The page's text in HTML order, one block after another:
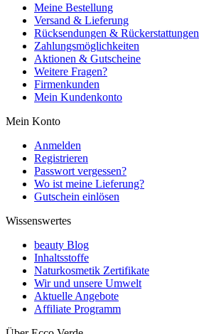
Meine Bestellung
Versand & Lieferung
Rücksendungen & Rückerstattungen
Zahlungsmöglichkeiten
Aktionen & Gutscheine
Weitere Fragen?
Firmenkunden
Mein Kundenkonto
Mein Konto
Anmelden
Registrieren
Passwort vergessen?
Wo ist meine Lieferung?
Gutschein einlösen
Wissenswertes
beauty Blog
Inhaltsstoffe
Naturkosmetik Zertifikate
Wir und unsere Umwelt
Aktuelle Angebote
Affiliate Programm